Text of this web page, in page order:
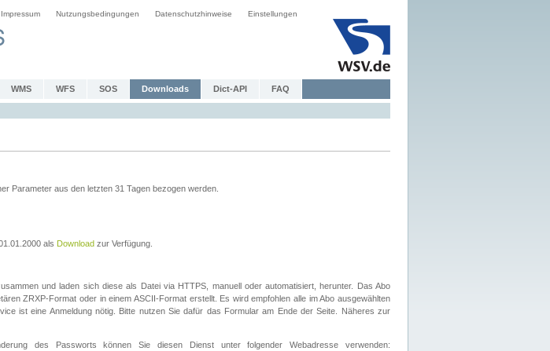
Impressum Nutzungsbedingungen Datenschutzhinweise Einstellungen
WMS WFS SOS Downloads Dict-API FAQ
Parameter aus den letzten 31 Tagen bezogen werden.
als Download zur Verfügung.
und laden sich diese als Datei via HTTPS, manuell oder automatisiert, herunter. Das Abo
ZRXP-Format oder in einem ASCII-Format erstellt. Es wird empfohlen alle im Abo ausgewählten
ist eine Anmeldung nötig. Bitte nutzen Sie dafür das Formular am Ende der Seite. Näheres zur
des Passworts können Sie diesen Dienst unter folgender Webadresse verwenden: